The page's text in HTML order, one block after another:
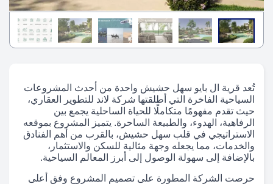
تُعد قرية ال بايو سهل حشيش واحدة من أحدث المشروعات
السياحية الفاخرة التي أطلقتها شركة لاند للتطوير العقاري،
حيث تقدم مفهومًا متكاملًا للحياة الساحلية يجمع بين
الرفاهية، الهدوء، والطبيعة الساحرة. يتميز المشروع بموقعه
الاستراتيجي في قلب سهل حشيش، بالقرب من أهم الفنادق
والخدمات، مما يجعله وجهة مثالية للسكن والاستثمار،
بالإضافة إلى سهولة الوصول إلى أبرز المعالم السياحية.
حرصت الشركة المطورة على تصميم المشروع وفق أعلى